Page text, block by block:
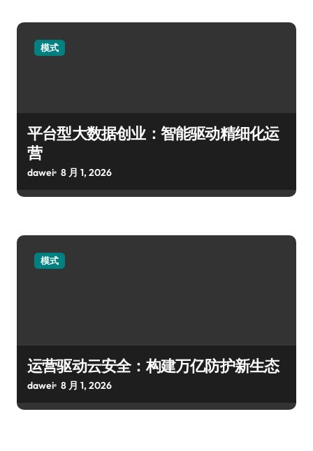
模式
平台型大数据创业：智能驱动精细化运
营
dawei 8 月 1, 2026
模式
运营驱动云安全：构建万亿防护新生态
dawei 8 月 1, 2026